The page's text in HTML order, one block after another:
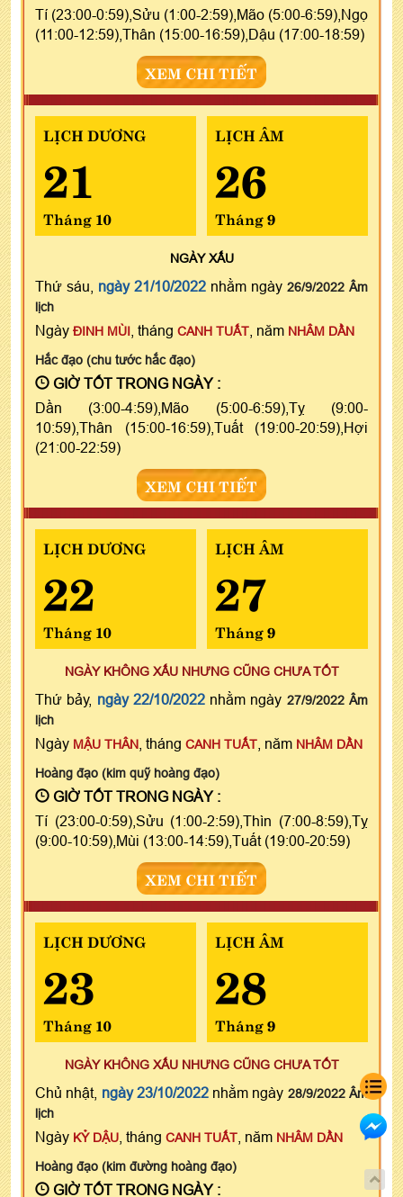
Tí (23:00-0:59),Sửu (1:00-2:59),Mão (5:00-6:59),Ngọ
(11:00-12:59),Thân (15:00-16:59),Dậu (17:00-18:59)
XEM CHI TIẾT
LỊCH DƯƠNG
21
Tháng 10
LỊCH ÂM
26
Tháng 9
NGÀYXẤU
Thứ sáu, ngày 21/10/2022 nhằm ngày 26/9/2022 Âm
lịch
Ngày ĐINH MÙI , tháng CANH TUẤT , năm NHÂM DẦN
Hắc đạo (chu tước hắc đạo)
GIỜ TỐT TRONG NGÀY :
Dần (3:00-4:59),Mão (5:00-6:59),Tỵ (9:00-
10:59),Thân (15:00-16:59),Tuất (19:00-20:59),Hợi
(21:00-22:59)
XEM CHI TIẾT
LỊCH DƯƠNG
22
Tháng 10
LỊCH ÂM
27
Tháng 9
NGÀY KHÔNG XẤU NHƯNG CŨNG CHƯA TỐT
Thứ bảy, ngày 22/10/2022nhằm ngày 27/9/2022 Âm
lịch
Ngày MẬU THÂN , tháng CANH TUẤT , năm NHÂM DẦN
Hoàng đạo (kim quỹ hoàng đạo)
GIỜ TỐT TRONG NGÀY :
Tí (23:00-0:59),Sửu (1:00-2:59),Thìn (7:00-8:59),Tỵ
(9:00-10:59),Mùi (13:00-14:59),Tuất (19:00-20:59)
XEM CHI TIẾT
LỊCH DƯƠNG
23
Tháng 10
LỊCH ÂM
28
Tháng 9
NGÀY KHÔNG XẤU NHƯNG CŨNG CHƯA TỐT
Chủ nhật, ngày 23/10/2022nhằm ngày 28/9/2022 Âm
lịch
Ngày KỶ DẬU , tháng CANH TUẤT , năm NHÂM DẦN
Hoàng đạo (kim đường hoàng đạo)
GIỜ TỐT TRONG NGÀY :